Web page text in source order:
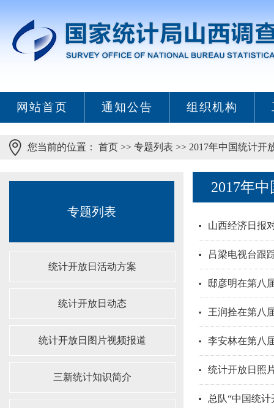
网站首页 通知公告 组织机构
您当前的位置： 首页 >> 专题列表 >> 2017年中国统计开
专题列表
统计开放日活动方案
统计开放日动态
统计开放日图片视频报道
三新统计知识简介
2017年
山西经济日报
吕梁电视台跟
邸彦明在第八
王润拴在第八
李安林在第八
统计开放日照
总队“中国统